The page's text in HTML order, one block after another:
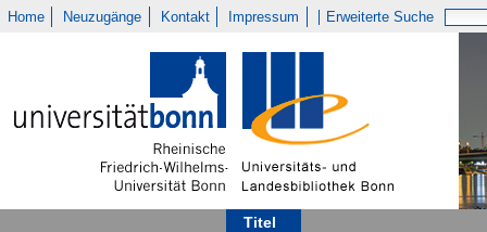
Home Neuzugänge Kontakt Impressum Erweiterte Suche
Titel